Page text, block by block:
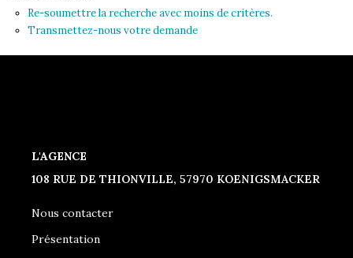
Créer une alerte
Re-soumettre la recherche avec moins de critères.
Transmettez-nous votre demande
L'AGENCE
108 RUE DE THIONVILLE, 57970 KOENIGSMACKER
Nous contacter
Présentation